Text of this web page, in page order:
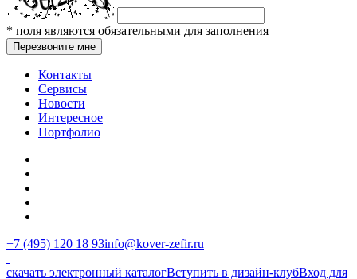
* поля являются обязательными для заполнения
Перезвоните мне
Контакты
Сервисы
Новости
Интересное
Портфолио
+7 (495) 120 18 93info@kover-zefir.ru
скачать электронный каталогВступить в дизайн-клубВход для